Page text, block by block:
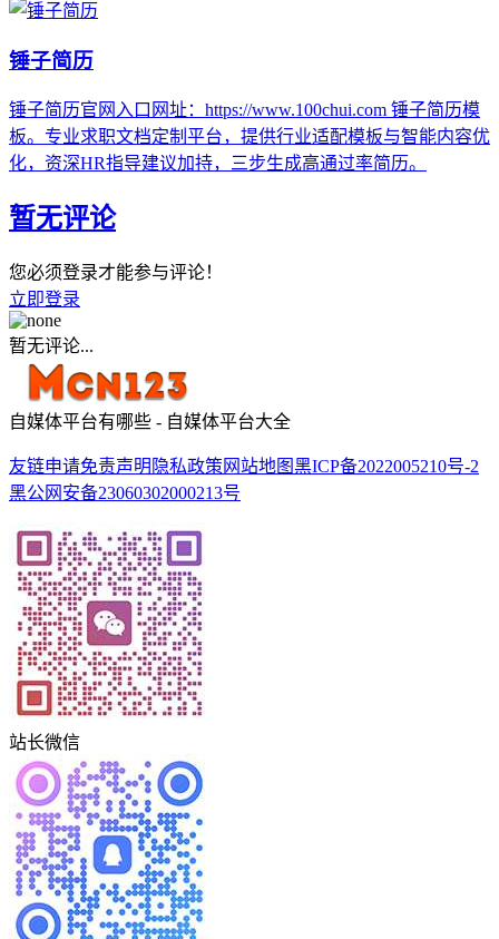
锤子简历
锤子简历官网入口网址：https://www.100chui.com 锤子简历模
板。专业求职文档定制平台，提供行业适配模板与智能内容优
化，资深HR指导建议加持，三步生成高通过率简历。
暂无评论
您必须登录才能参与评论！
立即登录
暂无评论...
自媒体平台有哪些 - 自媒体平台大全
友链申请免责声明 隐私政策 网站地图黑ICP备2022005210号-2
黑公网安备23060302000213号
站长微信